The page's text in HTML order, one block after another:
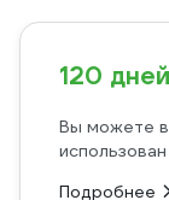
120
Вы можете
использован
Подробнее